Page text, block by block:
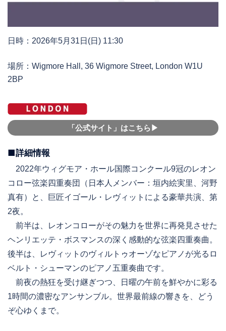
日時：2026年5月31日(日) 11:30
場所：Wigmore Hall, 36 Wigmore Street, London W1U
2BP
「公式サイト」はこちら▶︎
■詳細情報
2022年ウィグモア・ホール国際コンクール9冠のレオン
コロー弦楽四重奏団（日本人メンバー：垣内絵実里、河野
真有）と、巨匠イゴール・レヴィットによる豪華共演、第
2夜。
前半は、レオンコローがその魅力を世界に再発見させた
ヘンリエッテ・ボスマンスの深く感動的な弦楽四重奏曲。
後半は、レヴィットのヴィルトゥオーゾなピアノが光るロ
ベルト・シューマンのピアノ五重奏曲です。
前夜の熱狂を受け継ぎつつ、日曜の午前を鮮やかに彩る
1時間の濃密なアンサンブル。世界最前線の響きを、どう
ぞ心ゆくまで。